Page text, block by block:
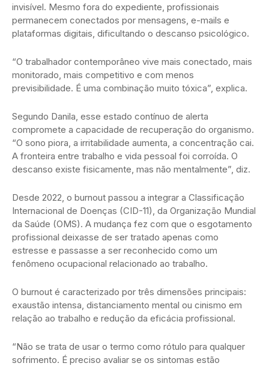
invisível. Mesmo fora do expediente, profissionais
permanecem conectados por mensagens, e-mails e
plataformas digitais, dificultando o descanso psicológico.
“O trabalhador contemporâneo vive mais conectado, mais
monitorado, mais competitivo e com menos
previsibilidade. É uma combinação muito tóxica”, explica.
Segundo Danila, esse estado contínuo de alerta
compromete a capacidade de recuperação do organismo.
“O sono piora, a irritabilidade aumenta, a concentração cai.
A fronteira entre trabalho e vida pessoal foi corroída. O
descanso existe fisicamente, mas não mentalmente”, diz.
Desde 2022, o burnout passou a integrar a Classificação
Internacional de Doenças (CID-11), da Organização Mundial
da Saúde (OMS). A mudança fez com que o esgotamento
profissional deixasse de ser tratado apenas como
estresse e passasse a ser reconhecido como um
fenômeno ocupacional relacionado ao trabalho.
O burnout é caracterizado por três dimensões principais:
exaustão intensa, distanciamento mental ou cinismo em
relação ao trabalho e redução da eficácia profissional.
“Não se trata de usar o termo como rótulo para qualquer
sofrimento. É preciso avaliar se os sintomas estão